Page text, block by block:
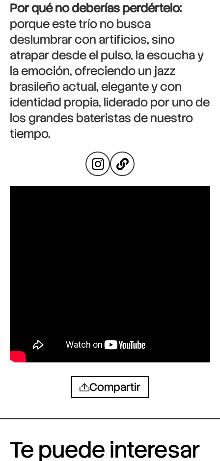
Por qué no deberías perdértelo:
porque este trío no busca
deslumbrar con artificios, sino
atrapar desde el pulso, la escucha y
la emoción, ofreciendo un jazz
brasileño actual, elegante y con
identidad propia, liderado por uno de
los grandes bateristas de nuestro
tiempo.
Compartir
Te puede interesar